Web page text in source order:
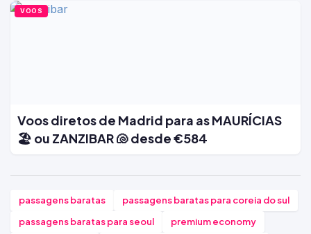
VOOS
Voos diretos de Madrid para as MAURÍCIAS
🏖️ ou ZANZIBAR 🐚 desde €584
passagens baratas
passagens baratas para coreia do sul
passagens baratas para seoul
premium economy